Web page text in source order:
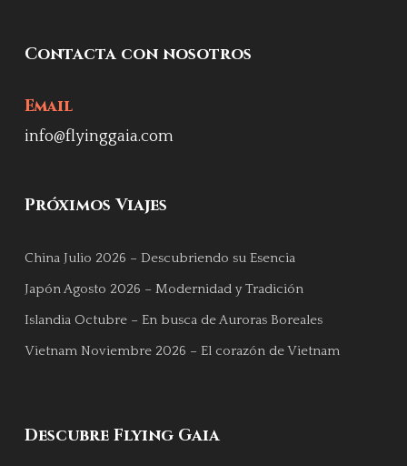
Contacta con nosotros
Email
info@flyinggaia.com
Próximos Viajes
China Julio 2026 – Descubriendo su Esencia
Japón Agosto 2026 – Modernidad y Tradición
Islandia Octubre – En busca de Auroras Boreales
Vietnam Noviembre 2026 – El corazón de Vietnam
Descubre Flying Gaia